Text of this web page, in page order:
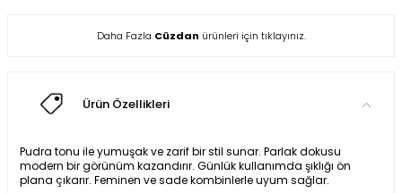
Daha Fazla Cüzdan ürünleri için tıklayınız.
Ürün Özellikleri
Pudra tonu ile yumuşak ve zarif bir stil sunar. Parlak dokusu
modern bir görünüm kazandırır. Günlük kullanımda şıklığı ön
plana çıkarır. Feminen ve sade kombinlerle uyum sağlar.